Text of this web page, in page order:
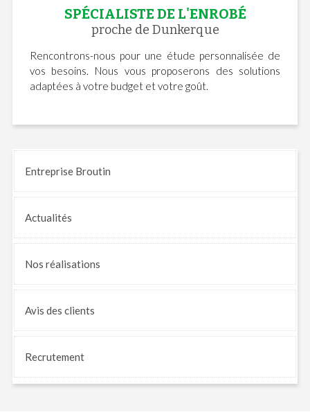
SPÉCIALISTE DE L'ENROBÉ
proche de Dunkerque
Rencontrons-nous pour une étude personnalisée de
vos besoins. Nous vous proposerons des solutions
adaptées à votre budget et votre goût.
Entreprise Broutin
Actualités
Nos réalisations
Avis des clients
Recrutement